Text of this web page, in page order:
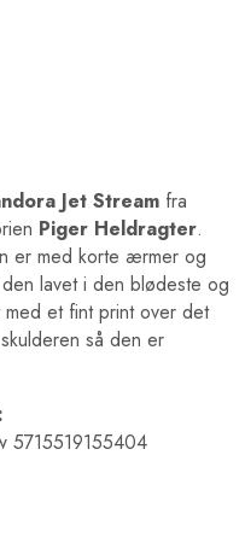
Jet Stream fra
Piger Heldragter.
er med korte ærmer og
lavet i den blødeste og
et fint print over det
så den er
5715519155404